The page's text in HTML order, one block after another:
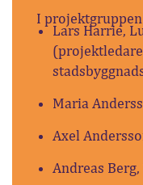
I
Lars Harrie,
Maria
Axel
Andreas